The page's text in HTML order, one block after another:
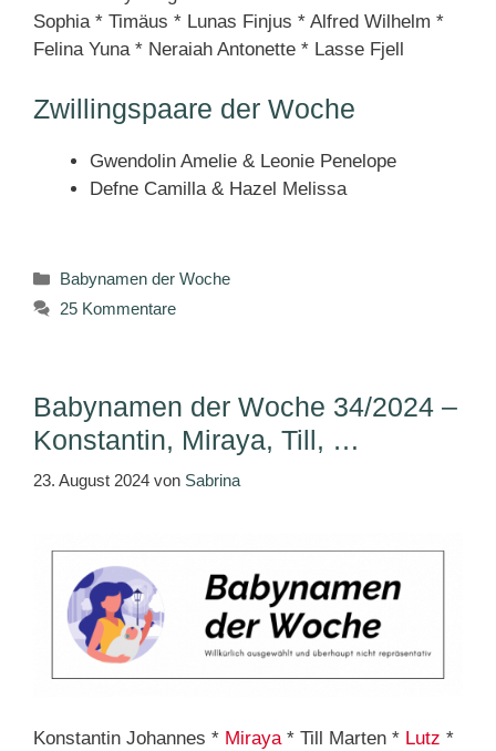
Sophia * Timäus * Lunas Finjus * Alfred Wilhelm *
Felina Yuna * Neraiah Antonette * Lasse Fjell
Zwillingspaare der Woche
Gwendolin Amelie & Leonie Penelope
Defne Camilla & Hazel Melissa
Kategorien
Babynamen der Woche
25 Kommentare
Babynamen der Woche 34/2024 –
Konstantin, Miraya, Till, …
23. August 2024 von Sabrina
Konstantin Johannes * Miraya* Till Marten * Lutz *